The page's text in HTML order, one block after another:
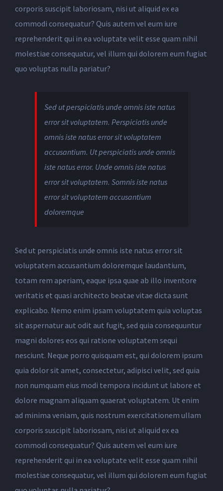
corporis suscipit laboriosam, nisi ut aliquid ex ea
commodi consequatur? Quis autem vel eum iure
reprehenderit qui in ea voluptate velit esse quam nihil
molestiae consequatur, vel illum qui dolorem eum fugiat
quo voluptas nulla pariatur?
Sed ut perspiciatis unde omnis iste natus
error sit voluptatem. Perspiciatis unde
omnis iste natus error sit voluptatem
accusantium. Ut perspiciatis unde omnis
iste natus error. Unde omnis iste natus
error sit voluptatem. Somnis iste natus
error sit voluptatem accusantium
doloremque
Sed ut perspiciatis unde omnis iste natus error sit
voluptatem accusantium doloremque laudantium,
totam rem aperiam, eaque ipsa quae ab illo inventore
veritatis et quasi architecto beatae vitae dicta sunt
explicabo. Nemo enim ipsam voluptatem quia voluptas
sit aspernatur aut odit aut fugit, sed quia consequuntur
magni dolores eos qui ratione voluptatem sequi
nesciunt. Neque porro quisquam est, qui dolorem ipsum
quia dolor sit amet, consectetur, adipisci velit, sed quia
non numquam eius modi tempora incidunt ut labore et
dolore magnam aliquam quaerat voluptatem. Ut enim
ad minima veniam, quis nostrum exercitationem ullam
corporis suscipit laboriosam, nisi ut aliquid ex ea
commodi consequatur? Quis autem vel eum iure
reprehenderit qui in ea voluptate velit esse quam nihil
molestiae consequatur, vel illum qui dolorem eum fugiat